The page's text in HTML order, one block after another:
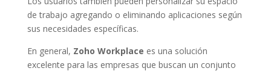
de trabajo agregando o eliminando aplicaciones según
sus necesidades específicas.
En general, Zoho Workplace es una solución
excelente para las empresas que buscan un conjunto